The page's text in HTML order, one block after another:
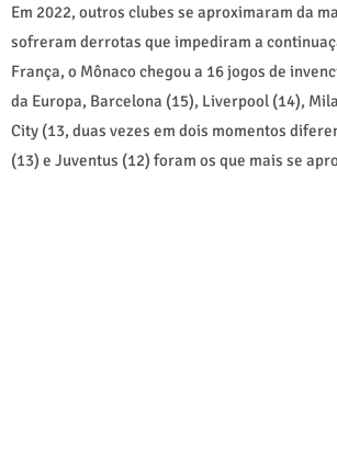
Em 2022, outros clubes se aproximaram da
sofreram derrotas que impediram a
França, o Mônaco chegou a 16 jogos de
da Europa, Barcelona (15), Liverpool (14),
City (13, duas vezes em dois momentos
(13) e Juventus (12) foram os que mais se